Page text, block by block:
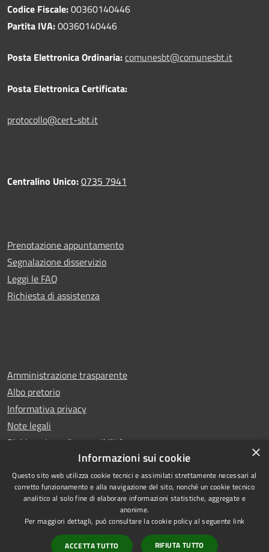
Codice Fiscale:00360140446
Partita IVA:00360140446
Posta Elettronica Ordinaria:comunesbt@comunesbt.it
Posta Elettronica Certificata:
protocollo@cert-sbt.it
Centralino Unico:0735 7941
Prenotazione appuntamento
Segnalazione disservizio
Leggi le FAQ
Richiesta di assistenza
Amministrazione trasparente
Albo pretorio
Informativa privacy
Note legali
Dichiarazione di accessibilità
RSS
Accessibilità
Copyright © 2025 Comune di
San Benedetto del Tronto
Powered byMunicipium
×
Informazioni sui cookie
Questo sito web utilizza cookie tecnici e assimilati strettamente necessari al
corretto funzionamento e alla navigazione del sito, nonché un cookie tecnico
analitico al solo fine di elaborare informazioni statistiche, aggregate e
anonime.
Per maggiori dettagli, può consultare la cookie policy al seguente link
ACCETTA TUTTO RIFIUTA TUTTO